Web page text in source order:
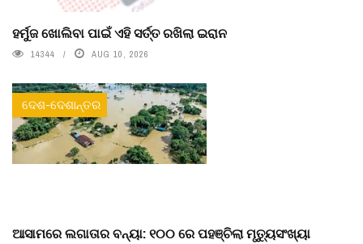
ହର୍ମୁଜ ଖୋଲିବା ପାଇଁ ଏହି ସର୍ତ୍ତ ରଖିଲା ଇରାନ
14344 AUG 10, 2026
ଦେଶ-ଦେଶାନ୍ତର
ଆସାମରେ ଲଗାତାର ବନ୍ୟା: ୧୦୦ ରେ ପହଞ୍ଚିଲା ମୃତ୍ୟୁସଂଖ୍ୟା